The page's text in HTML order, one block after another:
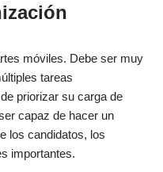
móviles. Debe ser muy
tareas
priorizar su carga de
capaz de hacer un
los candidatos, los
importantes.